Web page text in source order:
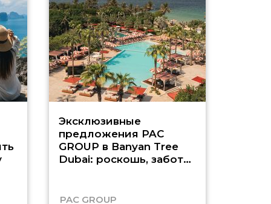
Эксклюзивные
предложения PAC
GROUP в Banyan Tree
Dubai: роскошь, забота
PAC GROUP